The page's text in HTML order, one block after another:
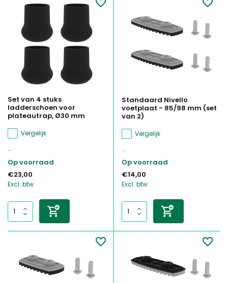
Set van 4 stuks
ladderschoen voor
plateautrap, Ø30 mm
Vergelijk
...
Op voorraad
€23,00
Excl. btw
Standaard Nivello
voetplaat - 85/98 mm (set
van 2)
Vergelijk
...
Op voorraad
€14,00
Excl. btw